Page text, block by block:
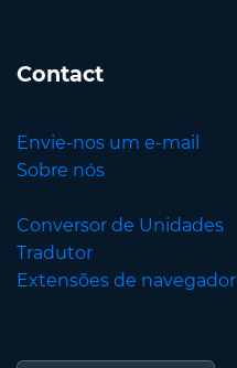
Contact
Envie-nos um e-mail
Sobre nós
Conversor de Unidades
Tradutor
Extensões de navegador